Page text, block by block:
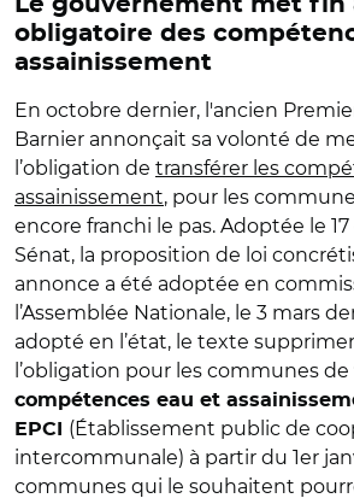
obligatoire des
assainissement
En octobre dernier, l'ancien
Barnier annonçait sa volonté de
l’obligation de transférer les
assainissement, pour les
encore franchi le pas. Adoptée le
Sénat, la proposition de loi
annonce a été adoptée en
l’Assemblée Nationale, le 3 mars
adopté en l’état, le texte
l’obligation pour les communes de
compétences eau et
EPCI (Établissement public de
intercommunale) à partir du 1er
communes qui le souhaitent